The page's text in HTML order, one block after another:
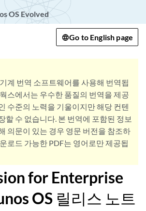
OS Evolved
Go to English page
계 번역 소프트웨어를 사용해 번역됩
스에서는 우수한 품질의 번역을 제공
수준의 노력을 기울이지만 해당 컨텐
할 수 없습니다. 본 번역에 포함된 정보
의문이 있는 경우 영문 버전을 참조하
로드 가능한 PDF는 영어로만 제공됩
for Enterprise
OS 릴리스 노트